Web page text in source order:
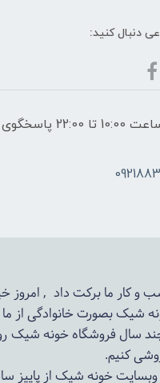
دنبال کنید:
هفت روز هفته ، از ساعت 10:00 تا
کار ما برکت داد , امروز
شیک بصورت خانوادگی از
سال فروشگاهخونه شیک
کنیم.